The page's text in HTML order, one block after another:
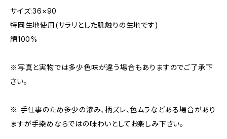
サイズ:36×90
特岡生地使用(サラリとした肌触りの生地です)
綿100%
※写真と実物では多少色味が違う場合もありますのでご了承下
さい。
※ 手仕事のため多少の滲み、柄ズレ、色ムラなどある場合があり
ますが手染めならではの味わいとしてお楽しみ下さい。